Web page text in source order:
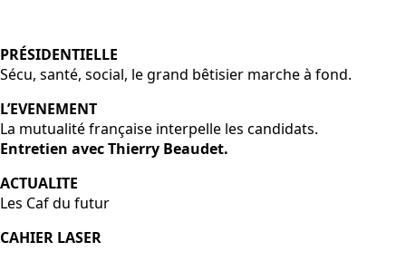
PRÉSIDENTIELLE
Sécu, santé, social, le grand bêtisier marche à fond.
L’EVENEMENT
La mutualité française interpelle les candidats.
Entretien avec Thierry Beaudet.
ACTUALITE
Les Caf du futur
CAHIER LASER